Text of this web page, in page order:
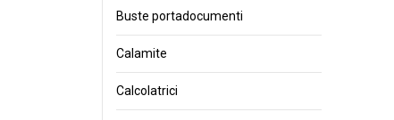
Buste portadocumenti
Calamite
Calcolatrici